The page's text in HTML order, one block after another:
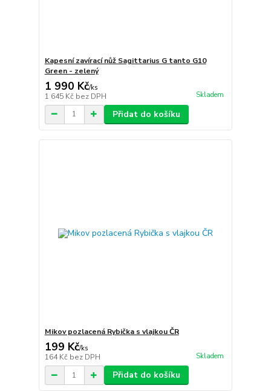
Kapesní zavírací nůž Sagittarius G tanto G10
Green - zelený
1 990 Kč/ks
1 645 Kč bez DPH Skladem
Přidat do košíku
Mikov pozlacená Rybička s vlajkou ČR
199 Kč/ks
164 Kč bez DPH Skladem
Přidat do košíku